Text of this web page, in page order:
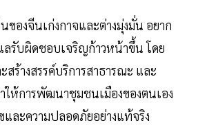
ของจีนเก่งกาจและต่างมุ่งมั่น อยาก
รับผิดชอบเจริญก้าวหน้าขึ้น โดย
ร้างสรรค์บริการสาธารณะ และ
ให้การพัฒนาชุมชนเมืองของตนเอง
และความปลอดภัยอย่างแท้จริง